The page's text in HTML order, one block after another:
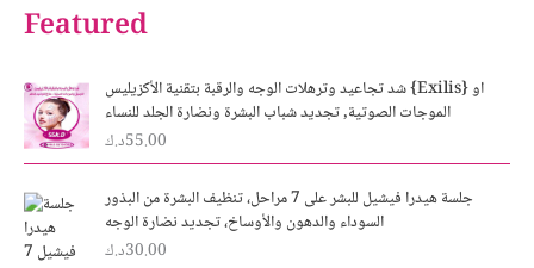
e
w
a
:
3
0
i
s
:
5
.
0
Featured
شد تجاعيد وترهلات الوجه والرقبة بتقنية الأكزيليس {Exilis} او
الموجات الصوتية, تجديد شباب البشرة ونضارة الجلد للنساء
55.00د.ك
جلسة هيدرا فيشيل للبشر على 7 مراحل، تنظيف البشرة من البذور
السوداء والدهون والأوساخ، تجديد نضارة الوجه
30.00د.ك